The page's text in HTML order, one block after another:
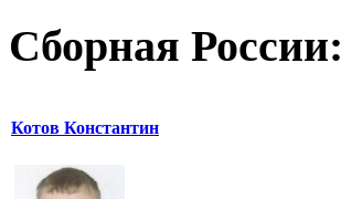
Сборная России:
Котов Константин